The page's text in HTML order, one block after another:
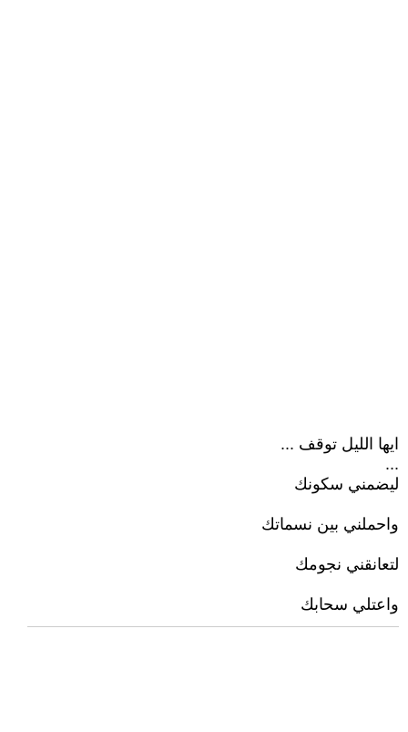
ايها الليل توقف ...
...
ليضمني سكونك
واحملني بين نسماتك
لتعانقني نجومك
واعتلي سحابك